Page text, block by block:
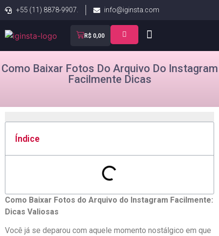
+55 (11) 8878-9907. info@iginsta.com
R$ 0,00
Como Baixar Fotos Do Arquivo Do Instagram
Facilmente Dicas
Índice
Como Baixar Fotos do Arquivo do Instagram Facilmente:
Dicas Valiosas
Você já se deparou com aquele momento ‌nostálgico em que